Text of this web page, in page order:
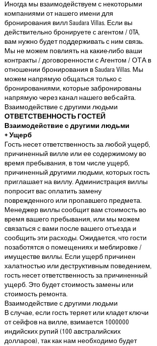
Иногда мы взаимодействуем с некоторыми
компаниями от нашего имени для
бронирования вилл Saudara Villas. Если вы
действительно бронируете с агентом / OTA,
вам нужно будет поддерживать с ним связь.
Мы не можем повлиять на какие-либо ваши
контракты / договоренности с Агентом / ОТА в
отношении бронирования в Saudara Villas. Мы
можем напрямую общаться только с
бронированиями, которые забронированы
напрямую через канал нашего веб-сайта.
Взаимодействие с другими людьми
ОТВЕТСТВЕННОСТЬ ГОСТЕЙ
Взаимодействие с другими людьми
+ Ущерб
Гость несет ответственность за любой ущерб,
причиненный вилле или ее содержимому во
время пребывания, в том числе ущерб,
причиненный другими людьми, которых гость
приглашает на виллу. Администрация виллы
попросит вас оплатить замену
поврежденного или пропавшего предмета.
Менеджер виллы сообщит вам стоимость во
время вашего пребывания, или мы можем
связаться с вами после вашего отъезда и
сообщить эти расходы. Ожидается, что гости
позаботятся о помещениях и меблировке /
имуществе виллы. Если ущерб причинен
халатностью или деструктивным поведением,
гость несет ответственность за причиненный
ущерб. Это будет стоимость замены или
стоимость ремонта.
Взаимодействие с другими людьми
В случае, если гость теряет или кладет ключи
от сейфов на вилле, взимается 1000000
индийских рупий (100 австралийских
долларов), так как нам необходимо будет